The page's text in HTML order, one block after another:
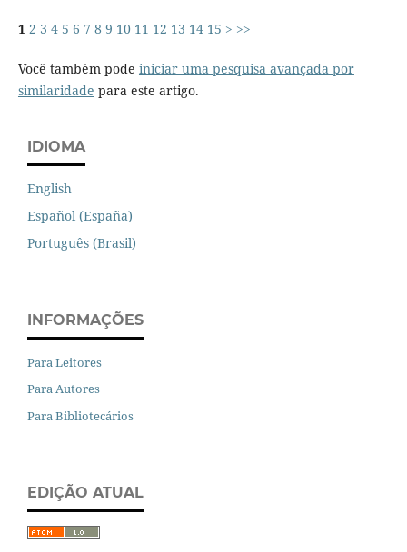
1 2 3 4 5 6 7 8 9 10 11 12 13 14 15 > >>
Você também pode iniciar uma pesquisa avançada por
similaridade para este artigo.
IDIOMA
English
Español (España)
Português (Brasil)
INFORMAÇÕES
Para Leitores
Para Autores
Para Bibliotecários
EDIÇÃO ATUAL